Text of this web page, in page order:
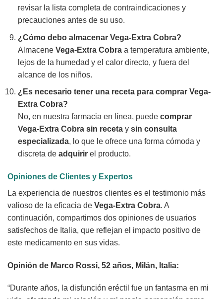
revisar la lista completa de contraindicaciones y
precauciones antes de su uso.
¿Cómo debo almacenar Vega-Extra Cobra?
Almacene Vega-Extra Cobraa temperatura ambiente,
lejos de la humedad y el calor directo, y fuera del
alcance de los niños.
¿Es necesario tener una receta para comprar Vega-
Extra Cobra?
No, en nuestra farmacia en línea, puede comprar
Vega-Extra Cobra sin recetay sin consulta
especializada, lo que le ofrece una forma cómoda y
discreta de adquirirel producto.
Opiniones de Clientes y Expertos
La experiencia de nuestros clientes es el testimonio más
valioso de la eficacia de Vega-Extra Cobra. A
continuación, compartimos dos opiniones de usuarios
satisfechos de Italia, que reflejan el impacto positivo de
este medicamento en sus vidas.
Opinión de Marco Rossi, 52 años, Milán, Italia:
“Durante años, la disfunción eréctil fue un fantasma en mi